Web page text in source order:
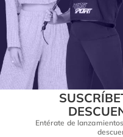
Entérate de